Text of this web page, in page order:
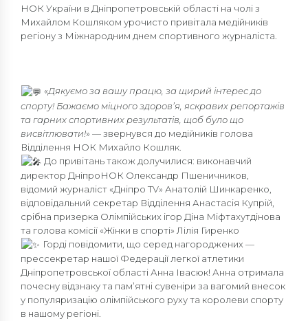
НОК України в Дніпропетровській області на чолі з
Михайлом Кошляком урочисто привітала медійників
регіону з Міжнародним днем спортивного журналіста.
«Дякуємо за вашу працю, за щирий інтерес до
спорту! Бажаємо міцного здоров’я, яскравих репортажів
та гарних спортивних результатів, щоб було що
висвітлювати!» — звернувся до медійників голова
Відділення НОК Михайло Кошляк.
До привітань також долучилися: виконавчий
директор ДніпроНОК Олександр Пшеничников,
відомий журналіст «Дніпро TV» Анатолій Шинкаренко,
відповідальний секретар Відділення Анастасія Купрій,
срібна призерка Олімпійських ігор Діна Міфтахутдінова
та голова комісії «Жінки в спорті» Лілія Гиренко
Горді повідомити, що серед нагороджених —
прессекретар нашої Федерації легкої атлетики
Дніпропетровської області Анна Івасюк! Анна отримала
почесну відзнаку та пам’ятні сувеніри за вагомий внесок
у популяризацію олімпійського руху та королеви спорту
в нашому регіоні.